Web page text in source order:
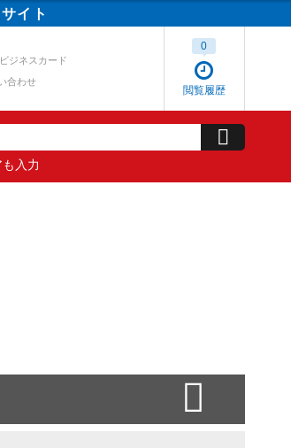
サイト
ジネスカード
合わせ
閲覧履歴
0
入力